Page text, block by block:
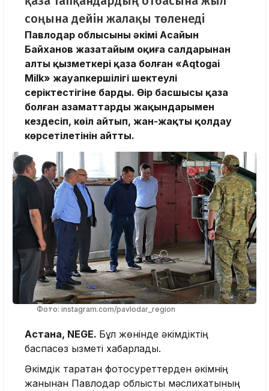
соңына дейін жалақы төленеді
Павлодар облысының әкімі Асайын
Байханов жазатайым оқиға салдарынан
алты қызметкері қаза болған «Aqtogai
Milk» жауапкершілігі шектеулі
серіктестігіне барды. Өңір басшысы қаза
болған азаматтардың жақындарымен
кездесіп, көңіл айтып, жан-жақты қолдау
көрсетілетінін айтты.
Фото: instagram.com/pavlodar_region
Астана, NEGE. Бұл жөнінде әкімдіктің
баспасөз қызметі хабарлады.
Әкімдік таратқан фотосуреттерден әкімнің
жанынан Павлодар облыстық мәслихатының